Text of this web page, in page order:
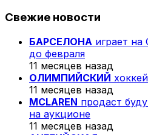
Свежие новости
БАРСЕЛОНА играет
до февраля
11 месяцев назад
ОЛИМПИЙСКИЙ
11 месяцев назад
MCLAREN продаст
на аукционе
11 месяцев назад